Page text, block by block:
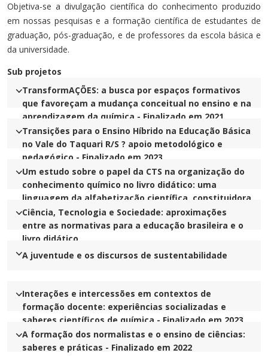
Objetiva-se a divulgação científica do conhecimento produzido
em nossas pesquisas e a formação científica de estudantes de
graduação, pós-graduação, e de professores da escola básica e
da universidade.
Sub projetos
TransformAÇÕES: a busca por espaços formativos
que favoreçam a mudança conceitual no ensino e na
aprendizagem da química - Finalizado em 2021
Transições para o Ensino Híbrido na Educação Básica
no Vale do Taquari R/S ? apoio metodológico e
pedagógico - Finalizado em 2023
Um estudo sobre o papel da CTS na organização do
conhecimento químico no livro didático: uma
linguagem da alfabetização científica, constituidora
de mudanças no Novo Ensino Médio no RS
Ciência, Tecnologia e Sociedade: aproximações
entre as normativas para a educação brasileira e o
livro didático
A juventude e os discursos de sustentabilidade
Interações e intercessões em contextos de
formação docente: experiências socializadas e
saberes científicos de química - Finalizado em 2023
A formação dos normalistas e o ensino de ciências:
saberes e práticas - Finalizado em 2022